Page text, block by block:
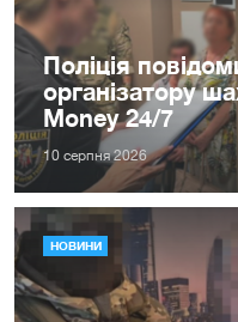
Поліція
організатору
Money 24/7
10 серпня 2026
НОВИНИ